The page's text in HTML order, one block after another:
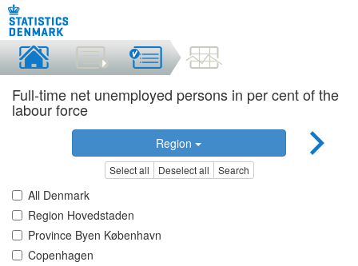
Full-time net unemployed persons in per cent of the
labour force
Region
Select all Deselect all Search
All Denmark
Region Hovedstaden
Province Byen København
Copenhagen